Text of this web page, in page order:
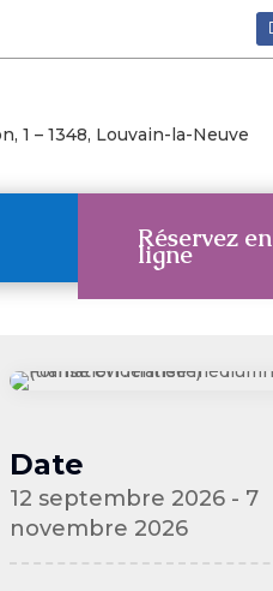
1 – 1348, Louvain-la-Neuve
Réservez en
ligne
Date
12 septembre 2026 - 7
novembre 2026